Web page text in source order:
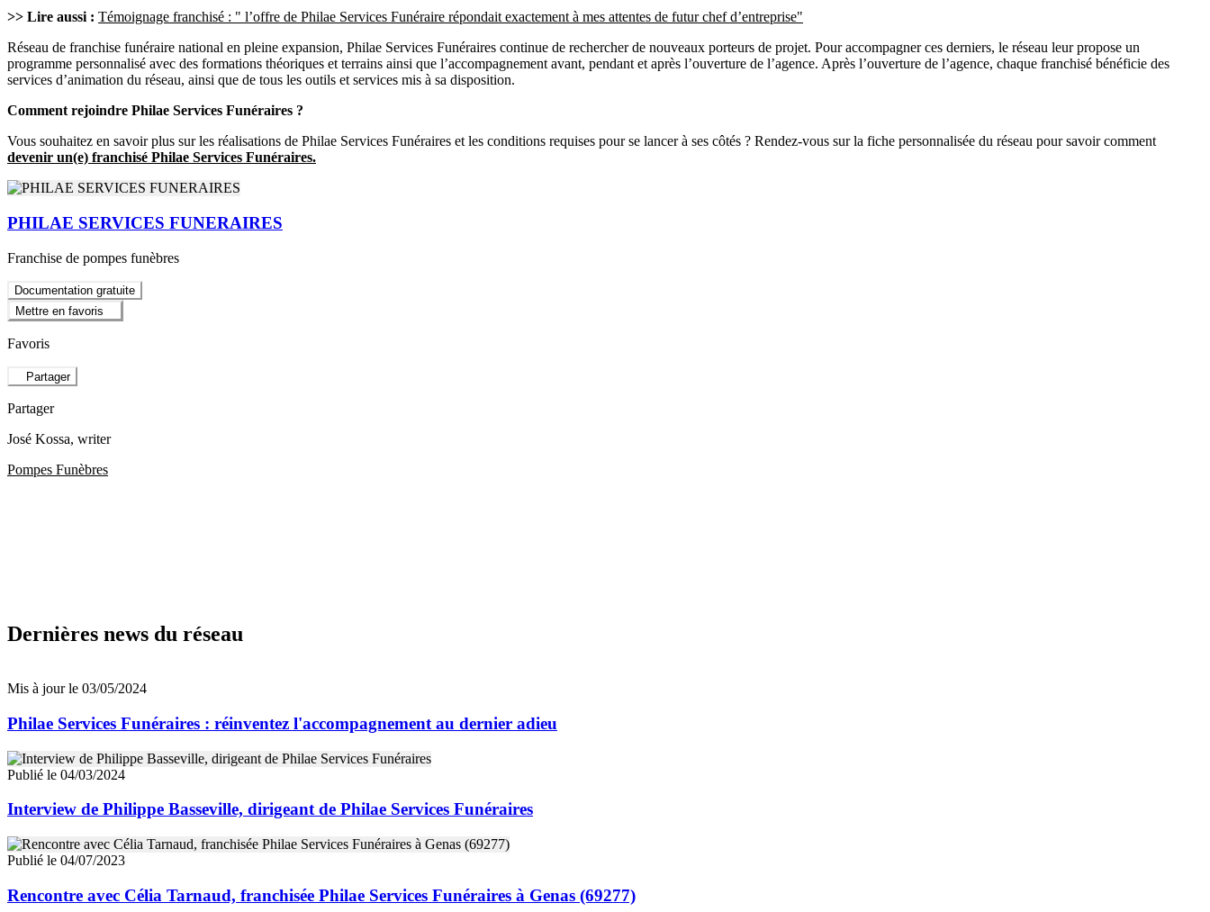
>> Lire aussi : Témoignage franchisé : " l’offre de Philae Services Funéraire répondait exactement à mes attentes de futur chef d’entreprise"
Réseau de franchise funéraire national en pleine expansion, Philae Services Funéraires continue de rechercher de nouveaux porteurs de projet. Pour accompagner ces derniers, le réseau leur propose un
programme personnalisé avec des formations théoriques et terrains ainsi que l’accompagnement avant, pendant et après l’ouverture de l’agence. Après l’ouverture de l’agence, chaque franchisé bénéficie des
services d’animation du réseau, ainsi que de tous les outils et services mis à sa disposition.
Comment rejoindre Philae Services Funéraires ?
Vous souhaitez en savoir plus sur les réalisations de Philae Services Funéraires et les conditions requises pour se lancer à ses côtés ? Rendez-vous sur la fiche personnalisée du réseau pour savoir comment
devenir un(e) franchisé Philae Services Funéraires.
PHILAE SERVICES FUNERAIRES
Franchise de pompes funèbres
Documentation gratuite
Mettre en favoris
Favoris
Partager
Partager
José Kossa, writer
Pompes Funèbres
Dernières news du réseau
Mis à jour le 03/05/2024
Philae Services Funéraires : réinventez l'accompagnement au dernier adieu
Publié le 04/03/2024
Interview de Philippe Basseville, dirigeant de Philae Services Funéraires
Publié le 04/07/2023
Rencontre avec Célia Tarnaud, franchisée Philae Services Funéraires à Genas (69277)